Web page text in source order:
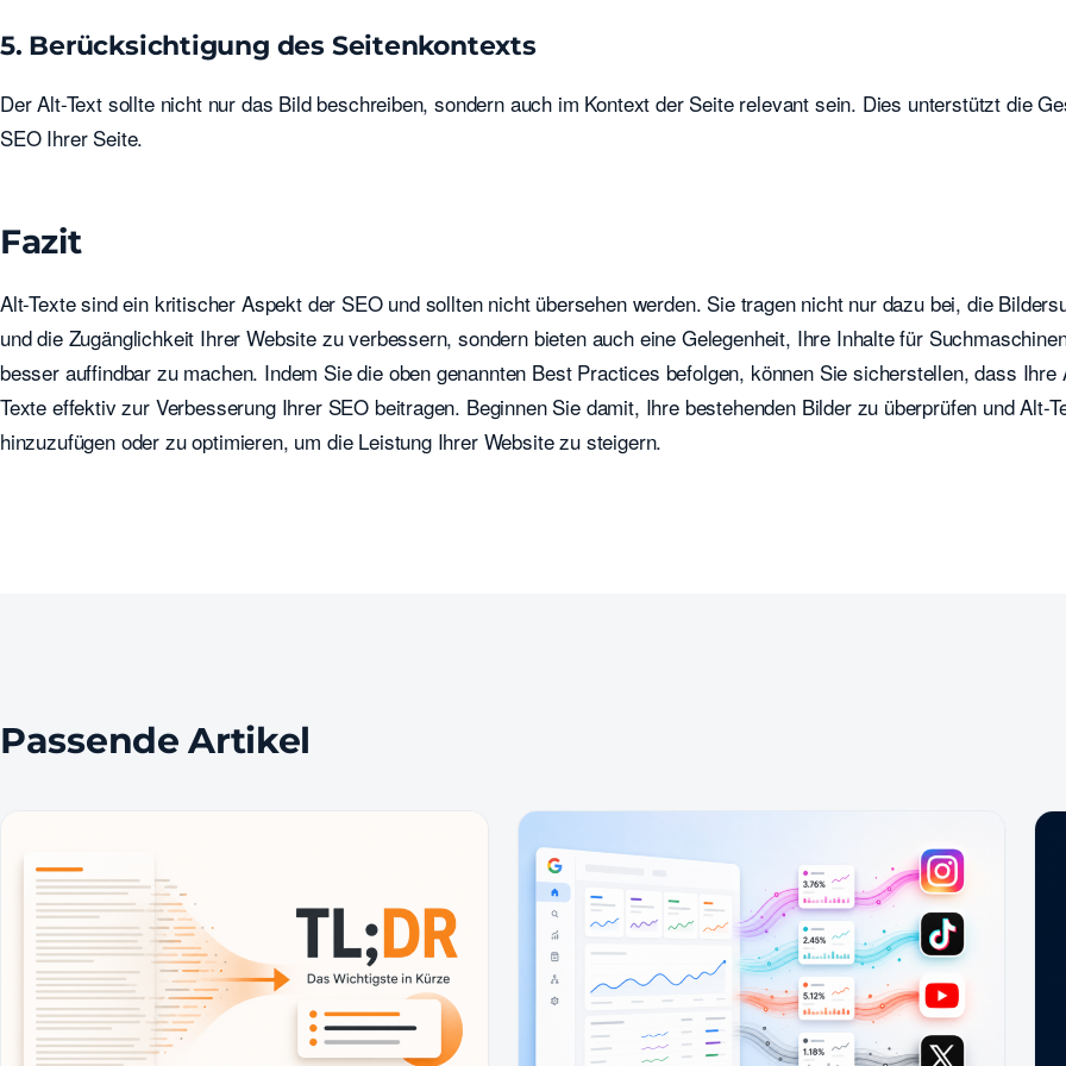
5. Berücksichtigung des Seitenkontexts
Der Alt-Text sollte nicht nur das Bild beschreiben, sondern auch im Kontext der Seite relevant sein. Dies unterstützt die
SEO Ihrer Seite.
Fazit
Alt-Texte sind ein kritischer Aspekt der SEO und sollten nicht übersehen werden. Sie tragen nicht nur dazu bei, die
und die Zugänglichkeit Ihrer Website zu verbessern, sondern bieten auch eine Gelegenheit, Ihre Inhalte für
besser auffindbar zu machen. Indem Sie die oben genannten Best Practices befolgen, können Sie sicherstellen, dass Ihre
Texte effektiv zur Verbesserung Ihrer SEO beitragen. Beginnen Sie damit, Ihre bestehenden Bilder zu überprüfen und Alt-
hinzuzufügen oder zu optimieren, um die Leistung Ihrer Website zu steigern.
Passende Artikel